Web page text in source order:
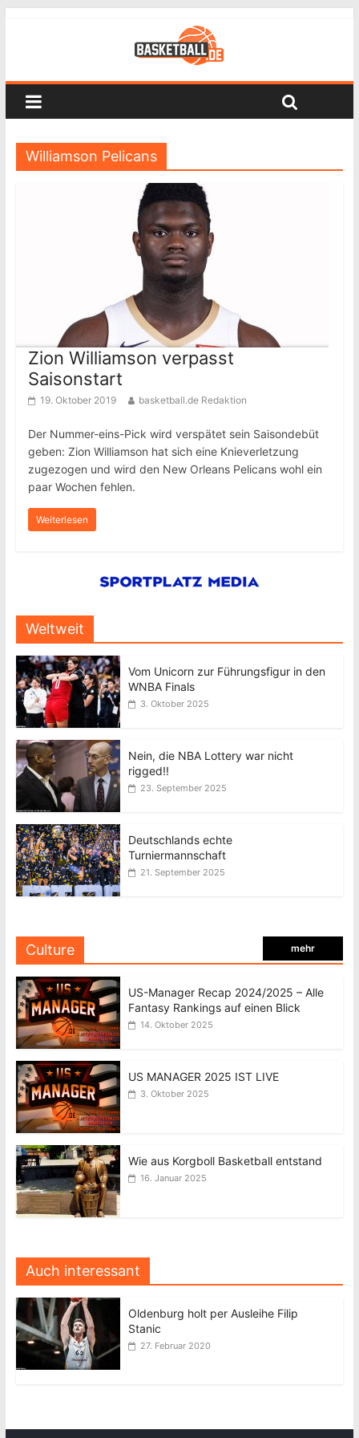
Williamson Pelicans
Zion Williamson verpasst
Saisonstart
19. Oktober 2019 basketball.de Redaktion
Der Nummer-eins-Pick wird verspätet sein Saisondebüt
geben: Zion Williamson hat sich eine Knieverletzung
zugezogen und wird den New Orleans Pelicans wohl ein
paar Wochen fehlen.
Weiterlesen
Weltweit
Vom Unicorn zur Führungsfigur in den
WNBA Finals
3. Oktober 2025
Nein, die NBA Lottery war nicht
rigged!!
23. September 2025
Deutschlands echte
Turniermannschaft
21. September 2025
Culture mehr
US-Manager Recap 2024/2025 – Alle
Fantasy Rankings auf einen Blick
14. Oktober 2025
US MANAGER 2025 IST LIVE
3. Oktober 2025
Wie aus Korgboll Basketball entstand
16. Januar 2025
Auch interessant
Oldenburg holt per Ausleihe Filip
Stanic
27. Februar 2020